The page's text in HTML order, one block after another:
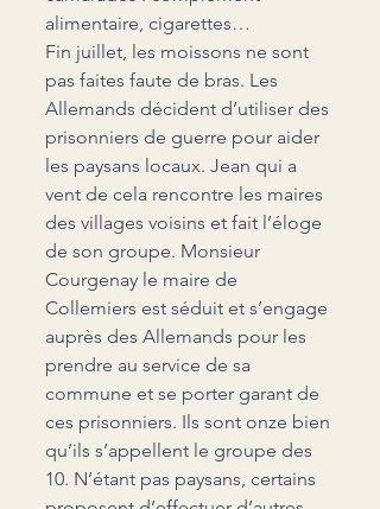
alimentaire, cigarettes…
Fin juillet, les moissons ne sont
pas faites faute de bras. Les
Allemands décident d’utiliser des
prisonniers de guerre pour aider
les paysans locaux. Jean qui a
vent de cela rencontre les maires
des villages voisins et fait l’éloge
de son groupe. Monsieur
Courgenay le maire de
Collemiers est séduit et s’engage
auprès des Allemands pour les
prendre au service de sa
commune et se porter garant de
ces prisonniers. Ils sont onze bien
qu’ils s’appellent le groupe des
10. N’étant pas paysans, certains